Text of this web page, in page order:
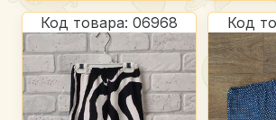
Код товара: 06968 Код